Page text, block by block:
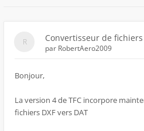
Convertisseur de fichiers
par RobertAero2009
Bonjour,
La version 4 de TFC incorpore
fichiers DXF vers DAT